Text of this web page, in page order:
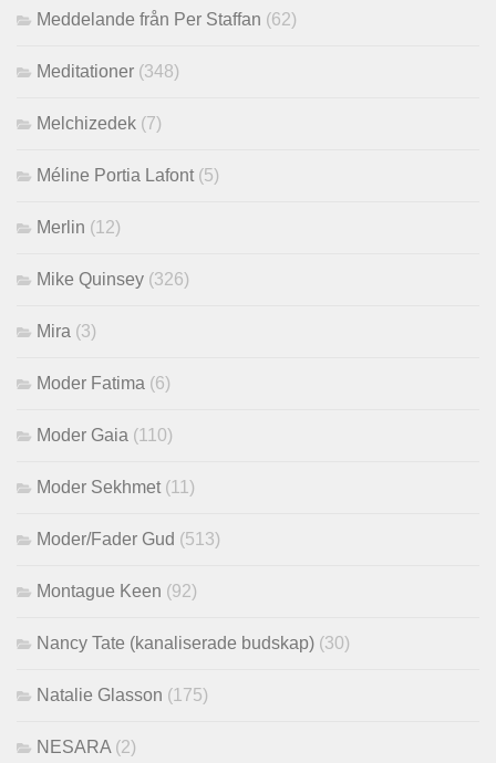
Meddelande från Per Staffan (62)
Meditationer (348)
Melchizedek (7)
Méline Portia Lafont (5)
Merlin (12)
Mike Quinsey (326)
Mira (3)
Moder Fatima (6)
Moder Gaia (110)
Moder Sekhmet (11)
Moder/Fader Gud (513)
Montague Keen (92)
Nancy Tate (kanaliserade budskap) (30)
Natalie Glasson (175)
NESARA (2)